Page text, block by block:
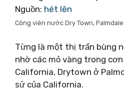
Nguồn: hét lên
Công viên nước Dry Town, Palmdale
Từng là một thị trấn bùng
nhờ các mỏ vàng trong
California, Drytown ở
sử của California.